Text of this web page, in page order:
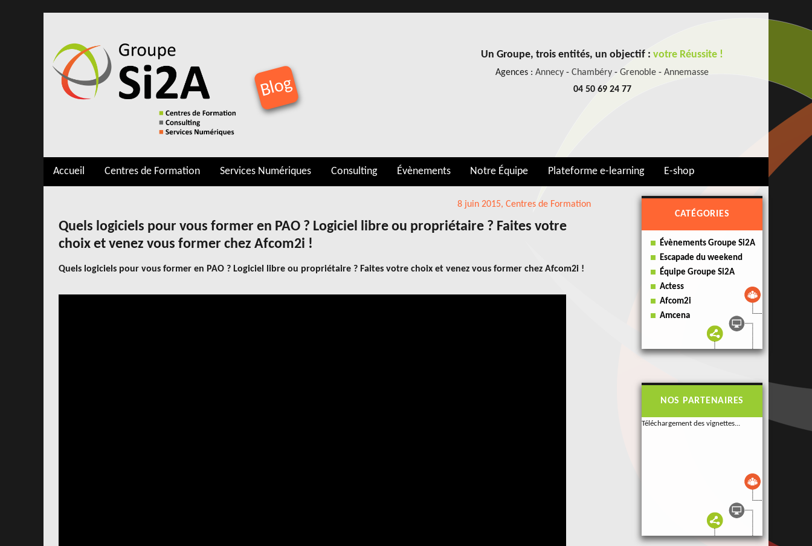
Blog
Un Groupe, trois entités, un objectif : votre Réussite !
Agences : Annecy - Chambéry - Grenoble - Annemasse
04 50 69 24 77
Accueil Centres de Formation Services Numériques Consulting Évènements Notre Équipe Plateforme e-learning E-shop
Publié
le
8 juin 2015, Catégories
Centres de Formation
Quels logiciels pour vous former en PAO ? Logiciel libre ou propriétaire ? Faites votre
choix et venez vous former chez Afcom2i !
Quels logiciels pour vous former en PAO ? Logiciel libre ou propriétaire ? Faites votre choix et venez vous former chez Afcom2i !
CATÉGORIES
Évènements Groupe Si2A
Escapade du weekend
Équipe Groupe Si2A
Actess
Afcom2i
Amcena
NOS PARTENAIRES
Téléchargement des vignettes...